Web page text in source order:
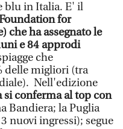
blu in Italia. E' il
for
che ha assegnato le
e 84 approdi
che
delle migliori (tra
Nell'edizione
si conferma al top con
Bandiera; la Puglia
nuovi ingressi); segue